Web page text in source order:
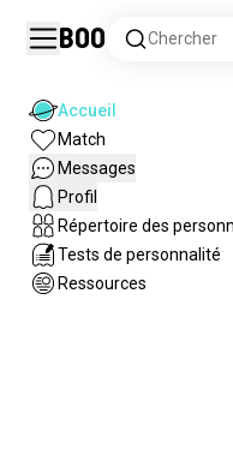
Boo Chercher
Accueil
Match
Messages
Profil
Répertoire des
Tests de personnalité
Ressources